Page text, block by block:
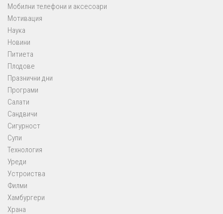
Мобилни телефони и аксесоари
Мотивация
Наука
Новини
Питиета
Плодове
Празнични дни
Програми
Салати
Сандвичи
Сигурност
Супи
Технология
Уреди
Устроиства
Филми
Хамбургери
Храна